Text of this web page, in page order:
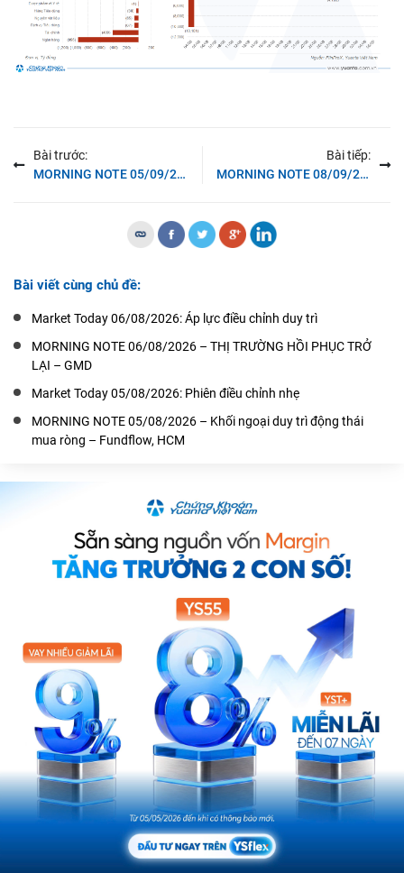
Bài trước:
MORNING NOTE 05/09/2025 – Phố Wall tự tin hơn với đợt giảm lãi suất của Fed – HHS, VND
Bài tiếp:
MORNING NOTE 08/09/2025 – Phố Wall giảm sau dữ liệu việc làm
Bài viết cùng chủ đề:
Market Today 06/08/2026: Áp lực điều chỉnh duy trì
MORNING NOTE 06/08/2026 – THỊ TRƯỜNG HỒI PHỤC TRỞ
LẠI – GMD
Market Today 05/08/2026: Phiên điều chỉnh nhẹ
MORNING NOTE 05/08/2026 – Khối ngoại duy trì động thái
mua ròng – Fundflow, HCM